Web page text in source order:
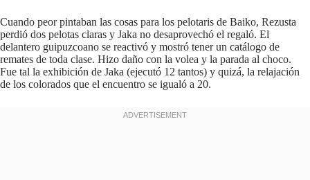
Cuando peor pintaban las cosas para los pelotaris de Baiko, Rezusta
perdió dos pelotas claras y Jaka no desaprovechó el regaló. El
delantero guipuzcoano se reactivó y mostró tener un catálogo de
remates de toda clase. Hizo daño con la volea y la parada al choco.
Fue tal la exhibición de Jaka (ejecutó 12 tantos) y quizá, la relajación
de los colorados que el encuentro se igualó a 20.